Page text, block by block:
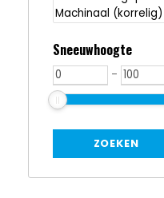
Sneeuwhoogte
-